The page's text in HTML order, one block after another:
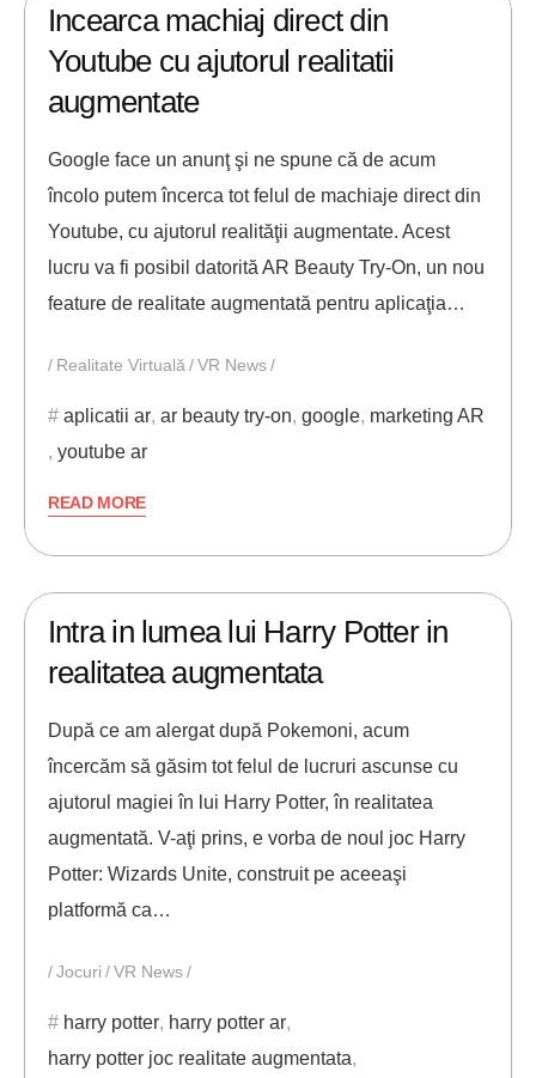
Incearca machiaj direct din
Youtube cu ajutorul realitatii
augmentate
Google face un anunţ şi ne spune că de acum
încolo putem încerca tot felul de machiaje direct din
Youtube, cu ajutorul realităţii augmentate. Acest
lucru va fi posibil datorită AR Beauty Try-On, un nou
feature de realitate augmentată pentru aplicaţia…
Realitate Virtuală VR News
aplicatii ar, ar beauty try-on, google, marketing AR
, youtube ar
READ MORE
Intra in lumea lui Harry Potter in
realitatea augmentata
După ce am alergat după Pokemoni, acum
încercăm să găsim tot felul de lucruri ascunse cu
ajutorul magiei în lui Harry Potter, în realitatea
augmentată. V-aţi prins, e vorba de noul joc Harry
Potter: Wizards Unite, construit pe aceeaşi
platformă ca…
Jocuri VR News
harry potter, harry potter ar,
harry potter joc realitate augmentata,